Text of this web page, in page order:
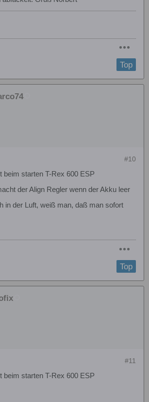
Top
#10
beim starten T-Rex 600 ESP
der Align Regler wenn der Akku leer
in der Luft, weiß man, daß man sofort
Top
#11
beim starten T-Rex 600 ESP